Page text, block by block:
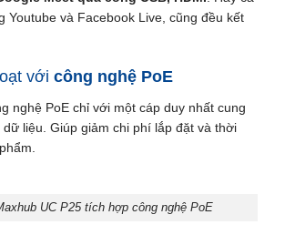
Youtube và Facebook Live, cũng đều kết
với công nghệ PoE
nghệ PoE chỉ với một cáp duy nhất cung
liệu. Giúp giảm chi phí lắp đặt và thời
UC P25 tích hợp công nghệ PoE